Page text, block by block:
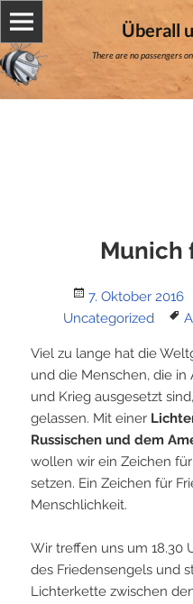
Überall
There are no passengers
Munich
Posted
on
7. Oktober 2016
Uncategorized
Viel zu lange hat die
und die Menschen, die
und Krieg ausgesetzt
gelassen. Mit einer
Russischen und dem
wollen wir ein Zeichen
setzen. Ein Zeichen für
Menschlichkeit.
Wir treffen uns um 18.30
des Friedensengels und
Lichterkette zwischen